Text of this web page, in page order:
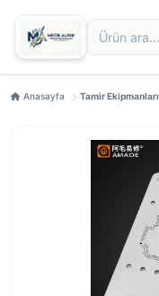
Anasayfa Tamir Ekipmanları